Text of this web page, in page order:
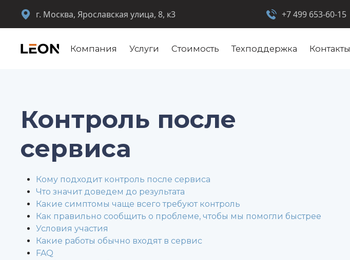
г. Москва, Ярославская улица, 8, к3 +7 499 653-60-15
Компания Услуги Стоимость Техподдержка Контакты
Контроль после
сервиса
Кому подходит контроль после сервиса
Что значит доведем до результата
Какие симптомы чаще всего требуют контроль
Как правильно сообщить о проблеме, чтобы мы помогли быстрее
Условия участия
Какие работы обычно входят в сервис
FAQ